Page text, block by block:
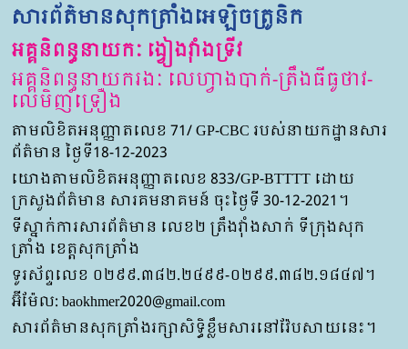
សារព័ត៌មានសុកត្រាំងអេឡិចត្រូនិក
អគ្គនិពន្ធនាយកៈ ង្វៀងវ៉ាំងទ្រីវ
អគ្គនិពន្ធនាយករងៈ លេហ្វាងបាក់-ត្រឹងធីធូថាវ-
លេមិញទ្រឿង
តាមលិខិតអនុញ្ញាតលេខ 71/ GP-CBC របស់នាយកដ្ឋានសារ
ព័ត៌មាន ថ្ងៃទី18-12-2023
យោងតាមលិខិតអនុញ្ញាតលេខ 833/GP-BTTTT ដោយ
ក្រសួងព័ត៌មាន សារគមនាគមន៍ ចុះថ្ងៃទី 30-12-2021។
ទីស្នាក់ការសារព័ត៌មាន លេខ២ ត្រឹងវ៉ាំងសាក់ ទីក្រុងសុក
ត្រាំង ខេត្តសុកត្រាំង
ទូរស័ព្ទលេខ ០២៩៩.៣៨២.២៤៩៩-០២៩៩.៣៨២.១៨៤៧។
អ៊ីម៉ែល: baokhmer2020@gmail.com
សារព័ត៌មានសុកត្រាំងរក្សាសិទ្ធិខ្លឹមសារនៅវ៉ែបសាយនេះ។